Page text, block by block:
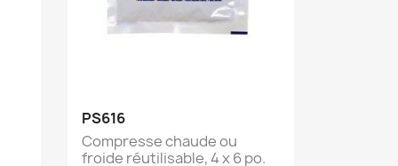

PS616
Compresse chaude ou
froide réutilisable, 4 x 6 po.